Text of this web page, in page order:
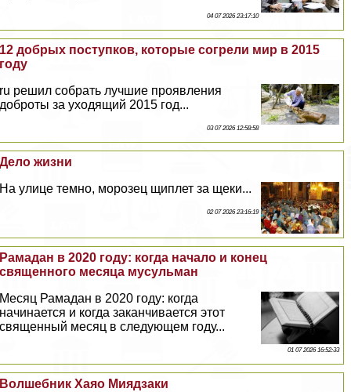
04 07 2026 23:17:10
12 добрых поступков, которые согрели мир в 2015
году
ru решил собрать лучшие проявления
доброты за уходящий 2015 год...
03 07 2026 12:58:58
Дело жизни
На улице темно, морозец щиплет за щеки...
02 07 2026 23:16:19
Рамадан в 2020 году: когда начало и конец
священного месяца мусульман
Месяц Рамадан в 2020 году: когда
начинается и когда заканчивается этот
священный месяц в следующем году...
01 07 2026 16:52:33
Волшебник Хаяо Миядзаки